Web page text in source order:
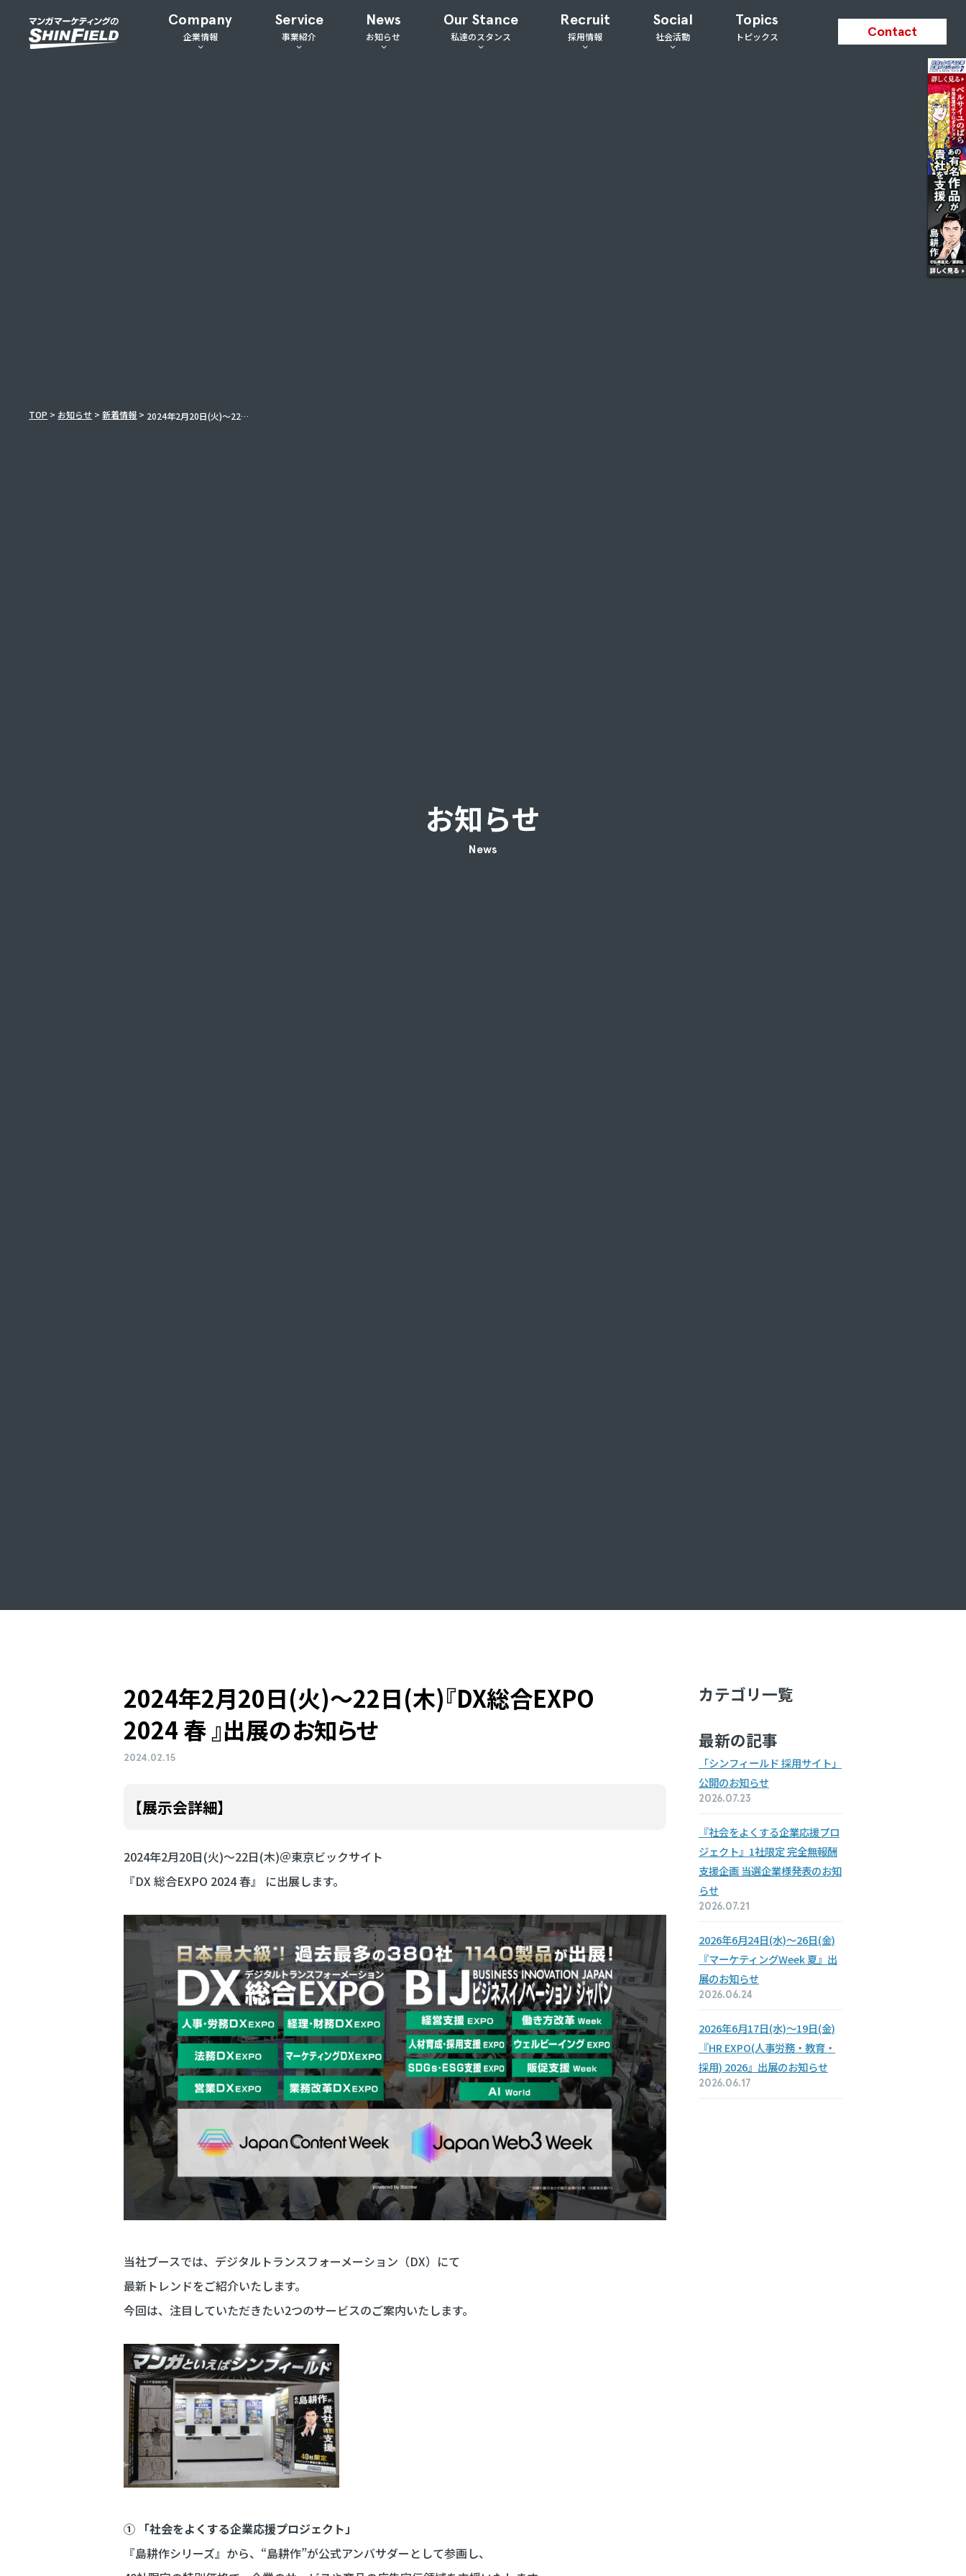
Company
企業情報
Service
事業紹介
News
お知らせ
Our Stance
私達のスタンス
Recruit
採用情報
Social
社会活動
Topics
トピックス Contact
TOP > お知らせ >新着情報 > 2024年2月20日(火)～22日(木)
お知らせ
News
2024年2月20日(火)～22日(木)『DX総合EXPO
2024 春 』出展のお知らせ
2024.02.15
【展示会詳細】
2024年2月20日(火)～22日(木)＠東京ビックサイト
『DX 総合EXPO 2024 春』 に出展します。
当社ブースでは、デジタルトランスフォーメーション（DX）にて
最新トレンドをご紹介いたします。
今回は、注目していただきたい2つのサービスのご案内いたします。
① 「社会をよくする企業応援プロジェクト」
『島耕作シリーズ』から、“島耕作”が公式アンバサダーとして参画し、
カテゴリ一覧
最新の記事
「シンフィールド 採用サイト」
公開のお知らせ
2026.07.23
『社会をよくする企業応援プロ
ジェクト』 1社限定完全無報酬
支援企画 当選企業様発表のお知
らせ
2026.07.21
2026年6月24日(水)～26日(金)
『マーケティングWeek 夏』 出
展のお知らせ
2026.06.24
2026年6月17日(水)～19日(金)
『HR EXPO(人事労務・教育・
採用) 2026』 出展のお知らせ
2026.06.17